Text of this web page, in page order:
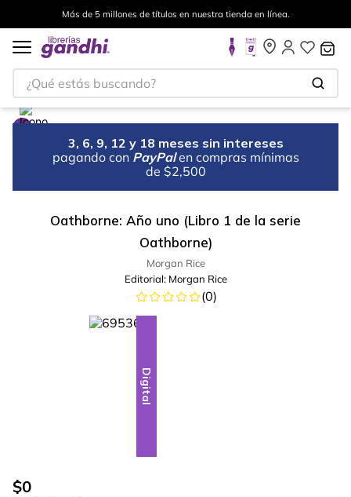
Más de 5 millones de títulos en nuestra tienda en línea.
¿Qué estás buscando?
3, 6, 9, 12 y 18 meses sin intereses
pagando con PayPal en compras mínimas
de $2,500
Oathborne: Año uno (Libro 1 de la serie
Oathborne)
Morgan Rice
Editorial: Morgan Rice
(0)
Digital
$0